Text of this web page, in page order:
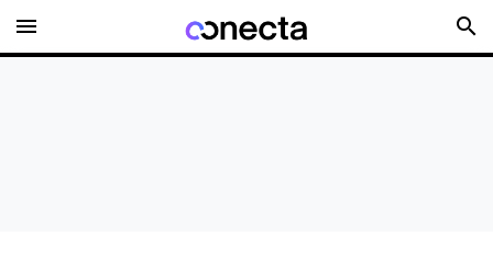
menu search